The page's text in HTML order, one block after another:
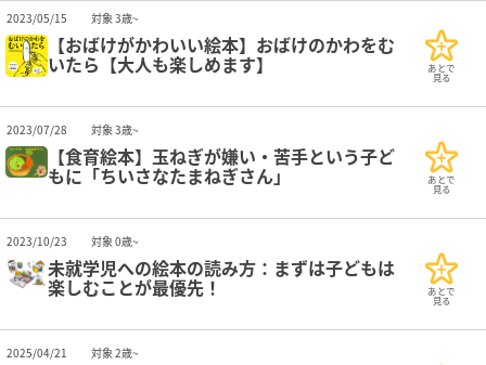
2023/05/15 対象 3歳~
【おばけがかわいい絵本】おばけのかわをむ
いたら【大人も楽しめます】 あとで
見る
2023/07/28 対象 3歳~
【食育絵本】玉ねぎが嫌い・苦手という子ど
もに「ちいさなたまねぎさん」 あとで
見る
2023/10/23 対象 0歳~
未就学児への絵本の読み方：まずは子どもは
楽しむことが最優先！ あとで
見る
2025/04/21 対象 2歳~